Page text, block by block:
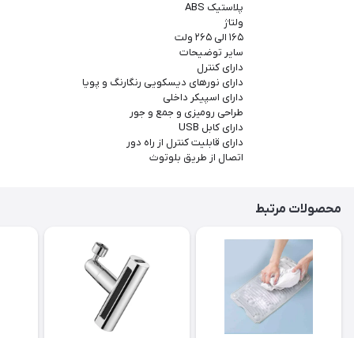
پلاستیک ABS
ولتاژ
۱۶۵ الی ۲۶۵ ولت
سایر توضیحات
دارای کنترل
دارای نورهای دیسکویی رنگارنگ و پویا
دارای اسپیکر داخلی
طراحی رومیزی و جمع و جور
دارای کابل USB
دارای قابلیت کنترل از راه دور
اتصال از طریق بلوتوث
محصولات مرتبط